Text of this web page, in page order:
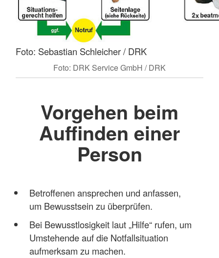
Foto: Sebastian Schleicher / DRK
Foto: DRK Service GmbH / DRK
Vorgehen beim
Auffinden einer
Person
Betroffenen ansprechen und anfassen,
um Bewusstsein zu überprüfen.
Bei Bewusstlosigkeit laut „Hilfe“ rufen, um
Umstehende auf die Notfallsituation
aufmerksam zu machen.